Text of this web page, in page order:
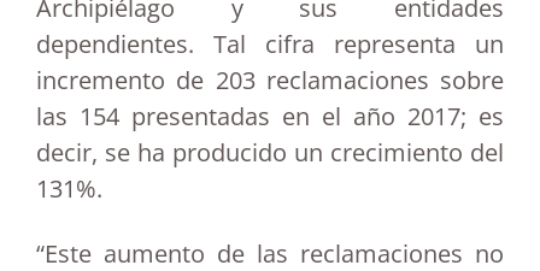
Archipiélago y sus entidades
dependientes. Tal cifra representa un
incremento de 203 reclamaciones sobre
las 154 presentadas en el año 2017; es
decir, se ha producido un crecimiento del
131%.
“Este aumento de las reclamaciones no